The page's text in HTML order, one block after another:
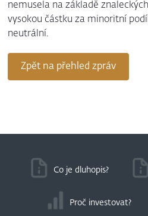
nemusela na základě
vysokou částku za minoritní
neutrální.
Zpět na přehled zpráv
Co je dluhopis?
Proč investovat?